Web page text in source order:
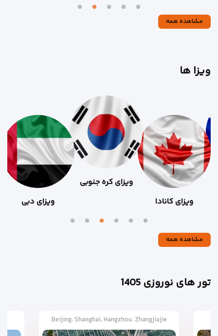
مشاهده همه
ویزا ها
ویزای کانادا
ویزای کره جنوبی
ویزای دبی
مشاهده همه
تور های نوروزی 1405
Beijing، Shanghai، Hangzhou، Zhangjiajie